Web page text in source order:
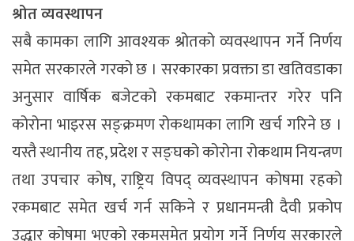
श्रोत व्यवस्थापन
सबै कामका लागि आवश्यक श्रोतको व्यवस्थापन गर्ने निर्णय
समेत सरकारले गरको छ । सरकारका प्रवक्ता डा खतिवडाका
अनुसार वार्षिक बजेटको रकमबाट रकमान्तर गरेर पनि
कोरोना भाइरस सङ्क्रमण रोकथामका लागि खर्च गरिने छ ।
यस्तै स्थानीय तह, प्रदेश र सङ्घको कोरोना रोकथाम नियन्त्रण
तथा उपचार कोष, राष्ट्रिय विपद् व्यवस्थापन कोषमा रहको
रकमबाट समेत खर्च गर्न सकिने र प्रधानमन्त्री दैवी प्रकोप